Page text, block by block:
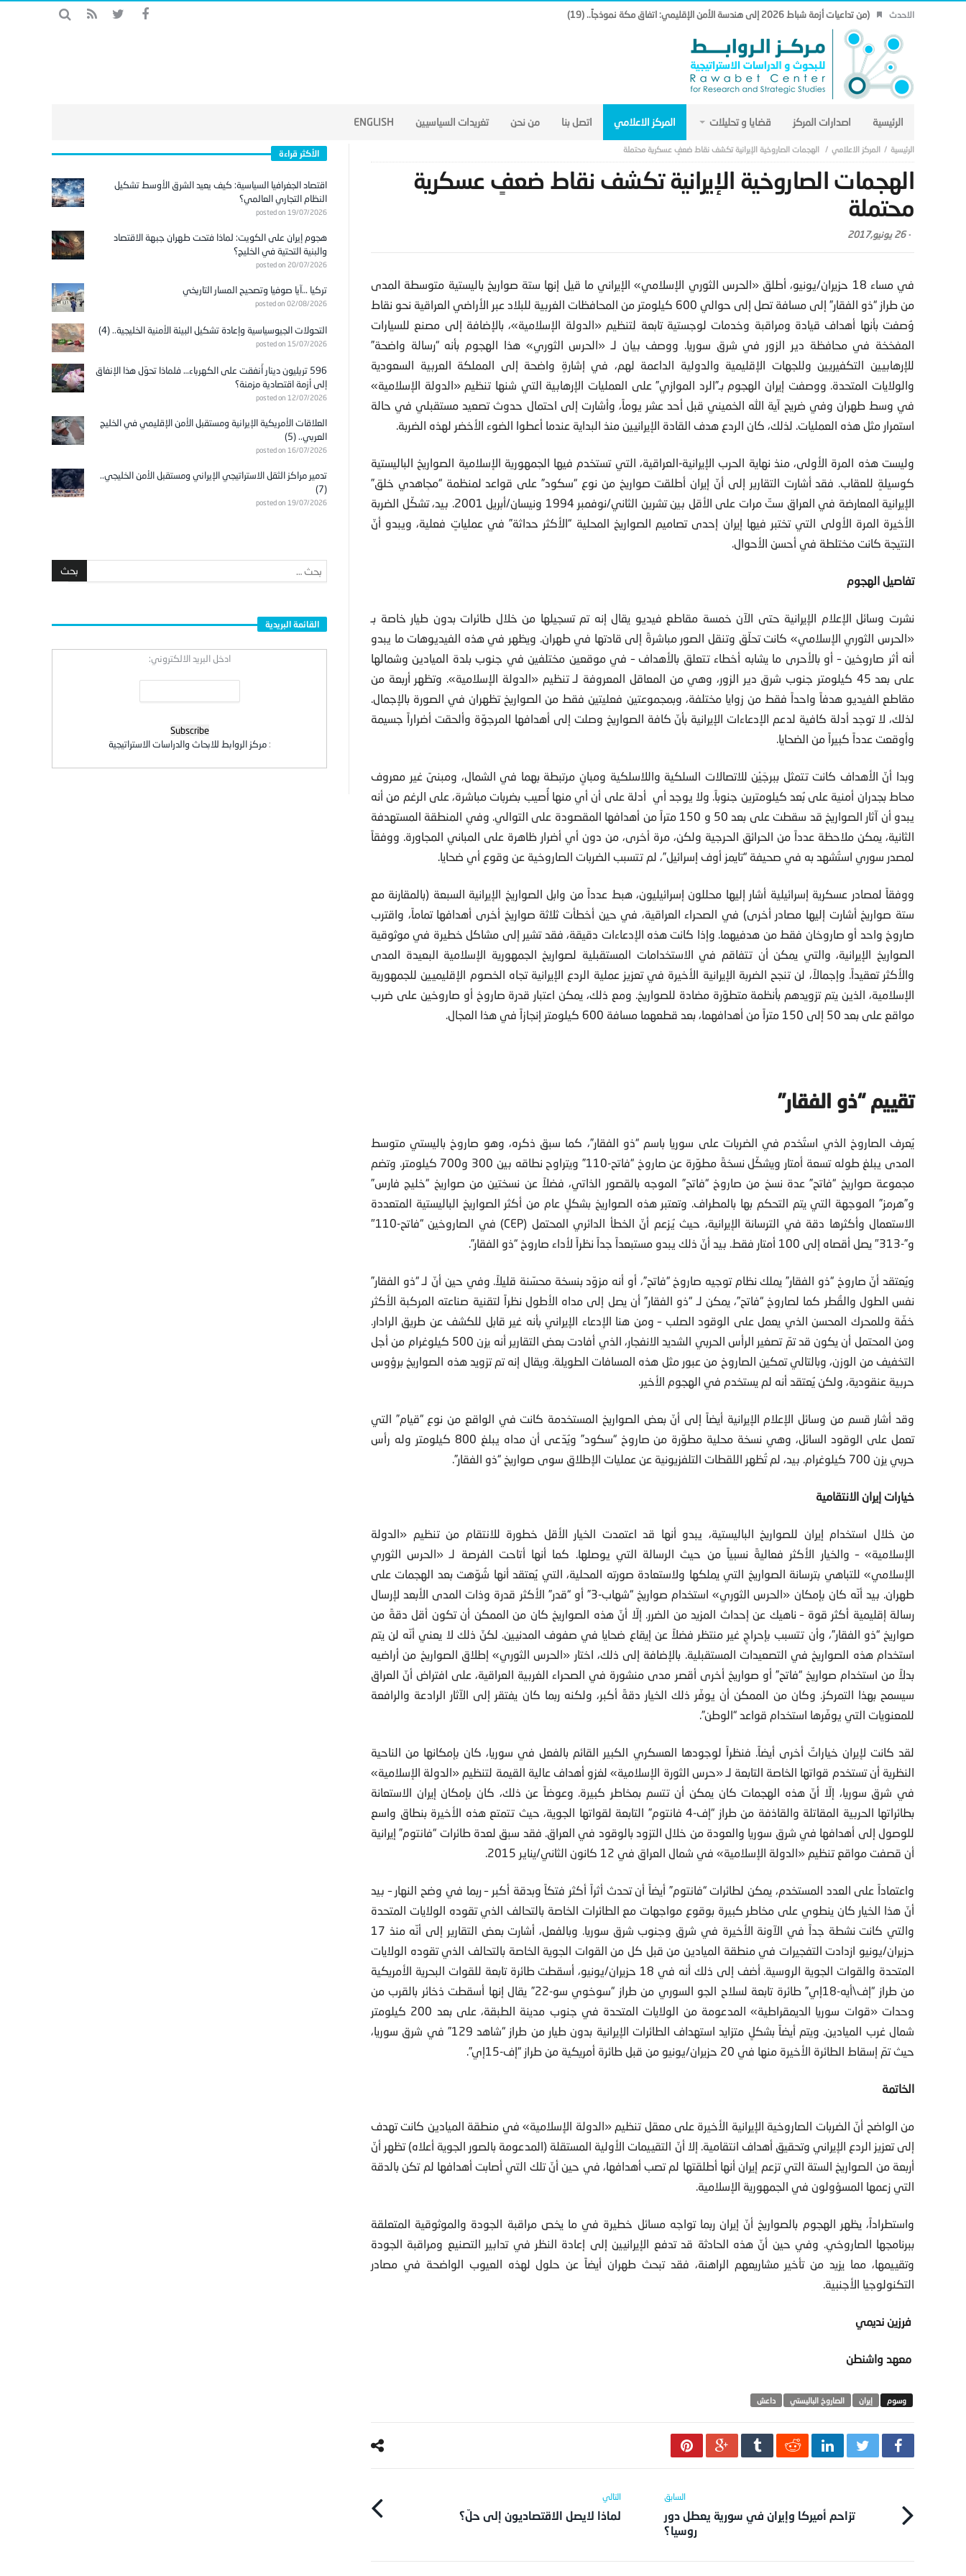
الاحدث (من تداعيات أزمة شباط 2026 إلى هندسة الأمن الإقليمي: اتفاق مكة نموذجاً.. (19)
الرئيسية اصدارات المركز قضايا و تحليلات المركز الاعلامي اتصل بنا من نحن تغريدات السياسيين ENGLISH
المركز الاعلامي الهجمات الصاروخية الإيرانية تكشف نقاط ضعفٍ عسكرية محتملة
الهجمات الصاروخية الإيرانية تكشف نقاط ضعفٍ عسكرية
محتملة
-26 يونيو,2017
في مساء 18 حزيران/يونيو، أطلق «الحرس الثوري الإسلامي» الإيراني ما قيل إنها ستة صواريخ باليستية متوسطة المدى
من طراز “ذو الفقار” إلى مسافة تصل إلى حوالي 600 كيلومتر من المحافظات الغربية للبلاد عبر الأراضي العراقية نحو نقاط
وُصفت بأنها أهداف قيادة ومراقبة وخدمات لوجستية تابعة لتنظيم «الدولة الإسلامية»، بالإضافة إلى مصنع للسيارات
المفخخة في محافظة دير الزور في شرق سوريا. ووصف بيان لـ «الحرس الثوري» هذا الهجوم بأنه “رسالة واضحة”
للإرهابيين التكفيريين وللجهات الإقليمية والدولية الداعمة لهم، في إشارةٍ واضحة إلى المملكة العربية السعودية
والولايات المتحدة. ووصفت إيران الهجوم بـ”الرد الموازي” على العمليات الإرهابية التي شنها تنظيم «الدولة الإسلامية»
في وسط طهران وفي ضريح آية الله الخميني قبل أحد عشر يوماً، وأشارت إلى احتمال حدوث تصعيد مستقبلي في حالة
استمرار مثل هذه العمليات. لذلك، كان الردع هدف القادة الإيرانيين منذ البداية عندما أعطوا الضوء الأخضر لهذه الضربة.
وليست هذه المرة الأولى، منذ نهاية الحرب الإيرانية-العراقية، التي تستخدم فيها الجمهورية الإسلامية الصواريخ الباليستية
كوسيلةٍ للعقاب. فقد أشارت التقارير إلى أنّ إيران أطلقت صواريخ من نوع “سكود” على قواعد لمنظمة “مجاهدي خلق”
الإيرانية المعارضة في العراق ستّ مرات على الأقل بين تشرين الثاني/نوفمبر 1994 ونيسان/أبريل 2001. بيد، تشكّل الضربة
الأخيرة المرة الأولى التي تختبر فيها إيران إحدى تصاميم الصواريخ المحلية “الأكثر حداثة” في عملياتٍ فعلية، ويبدو أنّ
النتيجة كانت مختلطة في أحسن الأحوال.
تفاصيل الهجوم
نشرت وسائل الإعلام الإيرانية حتى الآن خمسة مقاطع فيديو يقال إنه تم تسجيلها من خلال طائرات بدون طيار خاصة بـ
«الحرس الثوري الإسلامي» كانت تحلّق وتنقل الصور مباشرةً إلى قادتها في طهران. ويظهر في هذه الفيديوهات ما يبدو
أنه أثر صاروخين – أو بالأحرى ما يشابه أخطاء تتعلق بالأهداف – في موقعين مختلفين في جنوب بلدة الميادين وشمالها
على بعد 45 كيلومتر جنوب شرق دير الزور، وهي من المعاقل المعروفة لـ تنظيم «الدولة الإسلامية». وتظهر أربعة من
مقاطع الفيديو هدفاً واحداً فقط من زوايا مختلفة، وبمجموعتين فعليتين فقط من الصواريخ تظهران في الصورة بالإجمال.
لذلك، لا توجد أدلة كافية لدعم الإدعاءات الإيرانية بأنّ كافة الصواريخ وصلت إلى أهدافها المرجوّة وألحقت أضراراً جسيمة
وأوقعت عدداً كبيراً من الضحايا.
وبدا أنّ الأهداف كانت تتمثل ببرجَيْن للاتصالات السلكية واللاسلكية ومبانٍ مرتبطة بهما في الشمال، ومبنىً غير معروف
محاط بجدران أمنية على بُعد كيلومترين جنوباً. ولا يوجد أي أدلة على أن أي منها أُصيب بضربات مباشرة، على الرغم من أنه
يبدو أن آثار الصواريخ قد سقطت على بعد 50 و 150 متراً من أهدافها المقصودة على التوالي. وفي المنطقة المستهدفة
الثانية، يمكن ملاحظة عدداً من الحرائق الحرجية ولكن، مرة أخرى، من دون أي أضرار ظاهرة على المباني المجاورة. ووفقاً
لمصدر سوري استُشهد به في صحيفة “تايمز أوف إسرائيل”، لم تتسبب الضربات الصاروخية عن وقوع أي ضحايا.
ووفقاً لمصادر عسكرية إسرائيلية أشار إليها محللون إسرائيليون، هبط عدداً من وابل الصواريخ الإيرانية السبعة (بالمقارنة مع
ستة صواريخ أشارت إليها مصادر أخرى) في الصحراء العراقية، في حين أخطأت ثلاثة صواريخ أخرى أهدافها تماماً، واقترب
صاروخ واحد أو صاروخان فقط من هدفيهما. وإذا كانت هذه الإدعاءات دقيقة، فقد تشير إلى مشاكل خطيرة في موثوقية
الصواريخ الإيرانية، والتي يمكن أن تتفاقم في الاستخدامات المستقبلية لصواريخ الجمهورية الإسلامية البعيدة المدى
والأكثر تعقيداً. وإجمالاً، لن تنجح الضربة الإيرانية الأخيرة في تعزيز عملية الردع الإيرانية تجاه الخصوم الإقليميين للجمهورية
الإسلامية، الذين يتم تزويدهم بأنظمة متطوّرة مضادة للصواريخ. ومع ذلك، يمكن اعتبار قدرة صاروخ أو صاروخين على ضرب
مواقع على بعد 50 إلى 150 متراً من أهدافهما، بعد قطعهما مسافة 600 كيلومتر إنجازاً في هذا المجال.
تقييم “ذو الفقار”
يُعرف الصاروخ الذي استُخدم في الضربات على سوريا باسم “ذو الفقار”، كما سبق ذكره، وهو صاروخ باليستي متوسط
المدى يبلغ طوله تسعة أمتار ويشكّل نسخةً مطوّرة عن صاروخ “فاتح-110” ويتراوح نطاقه بين 300 و700 كيلومتر. وتضم
مجموعة صواريخ “فاتح” عدة نسخ من صاروخ “فاتح” الموجه بالقصور الذاتي، فضلاً عن نسختين من صواريخ “خليج فارس”
و”هرمز” الموجهة التي يتم التحكم بها بالمطراف. وتعتبر هذه الصواريخ بشكلٍ عام من أكثر الصواريخ الباليستية المتعددة
الاستعمال وأكثرها دقة في الترسانة الإيرانية، حيث يُزعم أنّ الخطأ الدائري المحتمل (CEP)
في الصاروخين “فاتح-110″
و”-313″ يصل أقصاه إلى 100 أمتار فقط. بيد أنّ ذلك يبدو مستبعداً جداً نظراً لأداء صاروخ “ذو الفقار”.
ويُعتقد أنّ صاروخ “ذو الفقار” يملك نظام توجيه صاروخ “فاتح”، أو أنه مزوّد بنسخة محسّنة قليلاً. وفي حين أنّ لـ “ذو الفقار”
نفس الطول والقُطر كما لصاروخ “فاتح”، يمكن لـ “ذو الفقار” أن يصل إلى مداه الأطول نظراً لتقنية صناعته المركبة الأكثر
خفّة وللمحرك المحسن الذي يعمل على الوقود الصلب – ومن هنا الإدعاء الإيراني بأنه غير قابل للكشف عن طريق الرادار.
ومن المحتمل أن يكون قد تمّ تصغير الرأس الحربي الشديد الانفجار، الذي أفادت بعض التقارير أنه يزن 500 كيلوغرام من أجل
التخفيف من الوزن، وبالتالي تمكين الصاروخ من عبور مثل هذه المسافات الطويلة. ويقال إنه تم تزويد هذه الصواريخ برؤوس
حربية عنقودية، ولكن يُعتقد أنه لم يستخدم في الهجوم الأخير.
وقد أشار قسم من وسائل الإعلام الإيرانية أيضاً إلى أنّ بعض الصواريخ المستخدمة كانت في الواقع من نوع “قيام” التي
تعمل على الوقود السائل، وهي نسخة محلية مطوّرة من صاروخ “سكود” ويُدّعى أن مداه يبلغ 800 كيلومتر وله رأس
حربي يزن 700 كيلوغرام. بيد، لم تُظهر اللقطات التلفزيونية عن عمليات الإطلاق سوى صواريخ “ذو الفقار”.
خيارات إيران الانتقامية
من خلال استخدام إيران للصواريخ الباليستية، يبدو أنها قد اعتمدت الخيار الأقل خطورة للانتقام من تنظيم «الدولة
الإسلامية» – والخيار الأكثر فعاليةً نسبياً من حيث الرسالة التي يوصلها. كما أنها أتاحت الفرصة لـ «الحرس الثوري
الإسلامي» للتباهي بترسانة الصواريخ التي يملكها ولاستعادة صورته المحلية، التي يُعتقد أنها شُوّهت بعد الهجمات على
طهران. بيد أنّه كان بإمكان «الحرس الثوري» استخدام صواريخ “شهاب-3” أو “قدر” الأكثر قدرة وذات المدى الأبعد لإرسال
رسالة إقليمية أكثر قوة – ناهيك عن إحداث المزيد من الضرر. إلّا أنّ هذه الصواريخ كان من الممكن أن تكون أقل دقةً من
صواريخ “ذو الفقار”، وأن تتسبب بإحراجٍ غير منتظر فضلاً عن إيقاع ضحايا في صفوف المدنيين. لكنّ ذلك لا يعني أنّه لن يتم
استخدام هذه الصواريخ في التصعيدات المستقبلية. بالإضافة إلى ذلك، اختار «الحرس الثوري» إطلاق الصواريخ من أراضيه
بدلاً من استخدام صواريخ “فاتح” أو صواريخ أخرى أقصر مدى منشورة في الصحراء الغربية العراقية، على افتراض أنّ العراق
سيسمح بهذا التمركز. وكان من الممكن أن يوفّر ذلك الخيار دقةً أكبر، ولكنه ربما كان يفتقر إلى الآثار الرادعة والرافعة
للمعنويات التي يوفّرها استخدام قواعد “الوطن”.
لقد كانت لإيران خياراتٌ أخرى أيضاً. فنظراً لوجودها العسكري الكبير القائم بالفعل في سوريا، كان بإمكانها من الناحية
النظرية أن تستخدم قواتها الخاصة التابعة لـ «حرس الثورة الإسلامية» لغزو أهداف عالية القيمة لتنظيم «الدولة الإسلامية»
في شرق سوريا، إلّا أنّ هذه الهجمات كان يمكن أن تتسم بمخاطر كبيرة. وعوضاً عن ذلك، كان بإمكان إيران الاستعانة
بطائراتها الحربية المقاتلة والقاذفة من طراز “إف-4 فانتوم” التابعة لقواتها الجوية، حيث تتمتع هذه الأخيرة بنطاق واسع
للوصول إلى أهدافها في شرق سوريا والعودة من خلال التزود بالوقود في العراق. فقد سبق لعدة طائرات “فانتوم” إيرانية
أن قصفت مواقع تنظيم «الدولة الإسلامية» في شمال العراق في 12 كانون الثاني/يناير 2015.
واعتماداً على العدد المستخدم، يمكن لطائرات “فانتوم” أيضاً أن تحدث أثراً أكثر فتكاً وبدقة أكبر – ربما في وضح النهار – بيد
أنّ هذا الخيار كان ينطوي على مخاطر كبيرة بوقوع مواجهات مع الطائرات الخاصة بالتحالف الذي تقوده الولايات المتحدة
والتي كانت نشطة جداً في الآونة الأخيرة في شرق وجنوب شرق سوريا. وبالفعل، أشارت بعض التقارير إلى أنّه منذ 17
حزيران/يونيو ازدادت التفجيرات في منطقة الميادين من قبل كل من القوات الجوية الخاصة بالتحالف الذي تقوده الولايات
المتحدة والقوات الجوية الروسية. أضف إلى ذلك أنه في 18 حزيران/يونيو، أسقطت طائرة تابعة للقوات البحرية الأمريكية
من طراز “إف\أيه-18إي” طائرة تابعة لسلاح الجو السوري من طراز “سوخوي سو-22” يقال إنها أسقطت ذخائر بالقرب من
وحدات «قوات سوريا الديمقراطية» المدعومة من الولايات المتحدة في جنوب مدينة الطبقة، على بعد 200 كيلومتر
شمال غرب الميادين. ويتم أيضاً بشكلٍ متزايد استهداف الطائرات الإيرانية بدون طيار من طراز “شاهد 129” في شرق سوريا،
حيث تمّ إسقاط الطائرة الأخيرة منها في 20 حزيران/يونيو من قبل طائرة أمريكية من طراز “إف-15إي”.
الخاتمة
من الواضح أنّ الضربات الصاروخية الإيرانية الأخيرة على معقل تنظيم «الدولة الإسلامية» في منطقة الميادين كانت تهدف
إلى تعزيز الردع الإيراني وتحقيق أهداف انتقامية. إلا أنّ التقييمات الأولية المستقلة (المدعومة بالصور الجوية أعلاه) تظهر أنّ
أربعة من الصواريخ الستة التي تزعم إيران أنها أطلقتها لم تصب أهدافها، في حين أنّ تلك التي أصابت أهدافها لم تكن بالدقة
التي زعمها المسؤولون في الجمهورية الإسلامية.
واستطراداً، يظهر الهجوم بالصواريخ أنّ إيران ربما تواجه مسائل خطيرة في ما يخص مراقبة الجودة والموثوقية المتعلقة
ببرنامجها الصاروخي. وفي حين أنّ هذه الحادثة قد تدفع الإيرانيين إلى إعادة النظر في تدابير التصنيع ومراقبة الجودة
وتقييمها، مما يزيد من تأخير مشاريعهم الراهنة، فقد تبحث طهران أيضاً عن حلول لهذه العيوب الواضحة في مصادر
التكنولوجيا الأجنبية.
فرزين نديمي
معهد واشنطن
إيران الصاروخ الباليستي داعش
تزاحم أميركا وإيران في سورية يعطل دور
روسيا؟
لماذا لايصل الاقتصاديون إلى حلّ؟
الأكثر قراءة
اقتصاد الجغرافيا السياسية: كيف يعيد الشرق الأوسط تشكيل
النظام التجاري العالمي؟
posted on 19/07/2026
هجوم إيران على الكويت: لماذا فتحت طهران جبهة الاقتصاد
والبنية التحتية في الخليج؟
posted on 20/07/2026
تركيا …آيا صوفيا وتصحيح المسار التاريخي
posted on 02/08/2026
التحولات الجيوسياسية وإعادة تشكيل البيئة الأمنية الخليجية.. (4)
posted on 15/07/2026
596 تريليون دينار أُنفقت على الكهرباء… فلماذا تحوّل هذا الإنفاق
إلى أزمة اقتصادية مزمنة؟
posted on 12/07/2026
العلاقات الأمريكية الإيرانية ومستقبل الأمن الإقليمي في الخليج
العربي.. (5)
posted on 16/07/2026
تدمير مراكز الثقل الاستراتيجي الإيراني ومستقبل الأمن الخليجي..
(7)
posted on 19/07/2026
القائمة البريدية
ادخل البريد الالكتروني:
:مركز الروابط للابحاث والدراسات الاستراتيجية